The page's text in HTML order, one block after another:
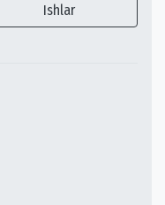
Ishlar